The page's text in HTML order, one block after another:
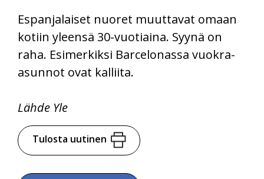
Espanjalaiset nuoret muuttavat omaan
kotiin yleensä 30-vuotiaina. Syynä on
raha. Esimerkiksi Barcelonassa vuokra-
asunnot ovat kalliita.
Lähde Yle
Tulosta uutinen